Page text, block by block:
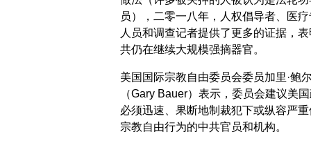
员），二零一八年，人权倡导者、医
人员和调查记者提供了更多的证据，
共仍在继续大规模强摘器官。
美国国际宗教自由委员会委员加里·鲍
（Gary Bauer）表示，委员会建议美
必须迅速、果断地制裁犯下或纵容严重
宗教自由行为的中共官员和机构。